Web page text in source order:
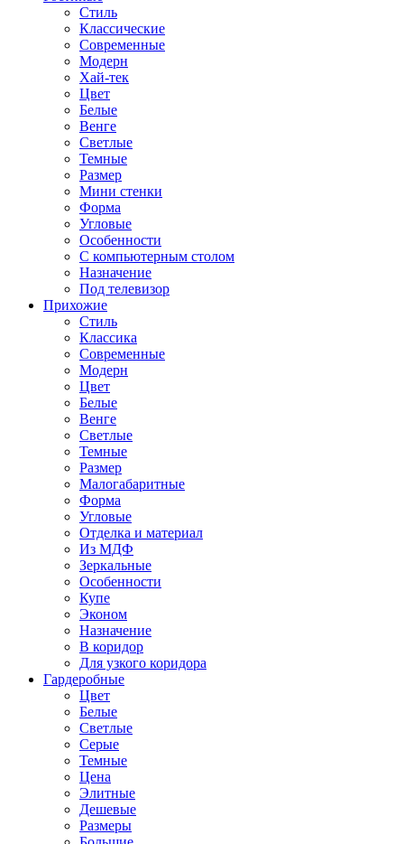
Стиль
Классические
Современные
Модерн
Хай-тек
Цвет
Белые
Венге
Светлые
Темные
Размер
Мини стенки
Форма
Угловые
Особенности
С компьютерным столом
Назначение
Под телевизор
Прихожие
Стиль
Классика
Современные
Модерн
Цвет
Белые
Венге
Светлые
Темные
Размер
Малогабаритные
Форма
Угловые
Отделка и материал
Из МДФ
Зеркальные
Особенности
Купе
Эконом
Назначение
В коридор
Для узкого коридора
Гардеробные
Цвет
Белые
Светлые
Серые
Темные
Цена
Элитные
Дешевые
Размеры